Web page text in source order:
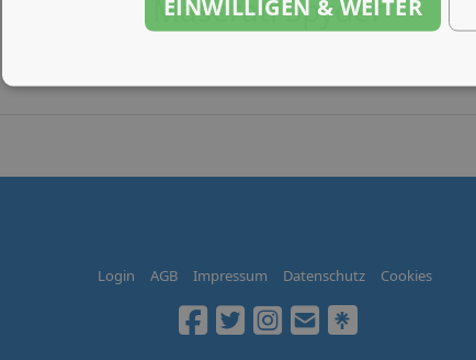
Maserati Spyder
Login AGB Impressum Datenschutz Cookies
EINWILLIGEN & WEITER